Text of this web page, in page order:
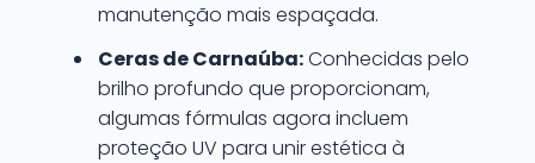
manutenção mais espaçada.
Ceras de Carnaúba:Conhecidas pelo
brilho profundo que proporcionam,
algumas fórmulas agora incluem
proteção UV para unir estética à